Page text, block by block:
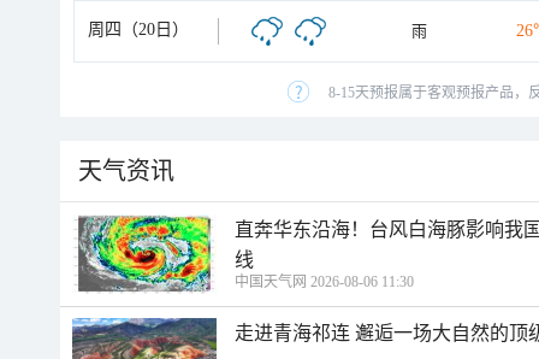
周四（20日） 雨
8-15天预报属于客观预报产品，
天气资讯
直奔华东沿海！台风白海豚影响我
线
中国天气网 2026-08-06 11:30
走进青海祁连 邂逅一场大自然的顶